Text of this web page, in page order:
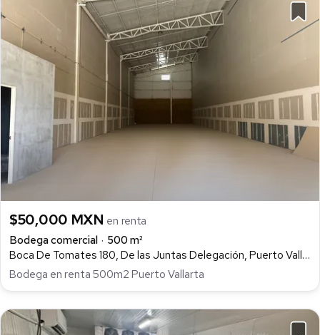
$50,000 MXN en renta
Bodega comercial
500 m²
Boca De Tomates 180, De las Juntas Delegación, Puerto Vallarta
Bodega en renta 500m2 Puerto Vallarta